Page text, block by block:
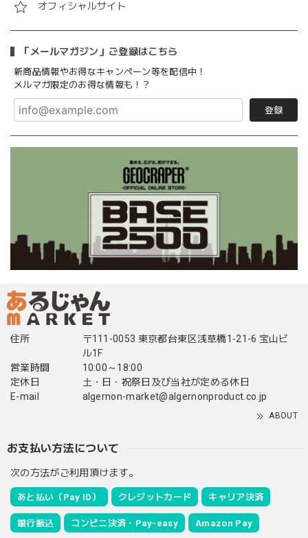
オフィシャルサイト
「メールマガジン」ご登録はこちら
新商品情報やお得なキャンペーン等を配信中！
メルマガ限定のお得な情報も！？
登録
住所
〒111-0053 東京都台東区浅草橋1-21-6 宝山ビ
ル1F
営業時間
10:00～18:00
定休日
土・日・祝祭日及び当社が定める休日
E-mail
algernon-market@algernonproduct.co.jp
ABOUT
お支払い方法について
次の方法がご利用頂けます。
あと払い（Pay ID） クレジットカード キャリア決済
銀行振込 コンビニ決済・Pay-easy Amazon Pay